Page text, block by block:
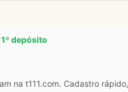
depósito
na t111.com. Cadastro